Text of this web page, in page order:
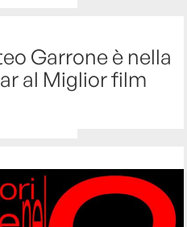
Garrone è nella
al Miglior film